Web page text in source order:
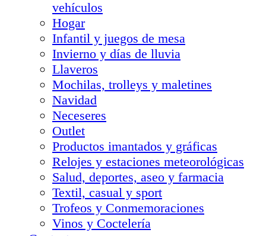
vehículos
Hogar
Infantil y juegos de mesa
Invierno y días de lluvia
Llaveros
Mochilas, trolleys y maletines
Navidad
Neceseres
Outlet
Productos imantados y gráficas
Relojes y estaciones meteorológicas
Salud, deportes, aseo y farmacia
Textil, casual y sport
Trofeos y Conmemoraciones
Vinos y Coctelería